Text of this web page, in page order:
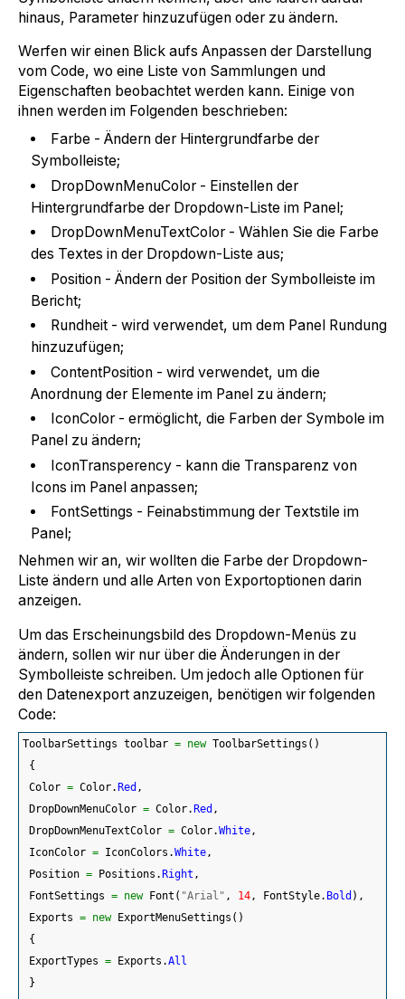
hinaus, Parameter hinzuzufügen oder zu ändern.
Werfen wir einen Blick aufs Anpassen der Darstellung
vom Code, wo eine Liste von Sammlungen und
Eigenschaften beobachtet werden kann. Einige von
ihnen werden im Folgenden beschrieben:
Farbe - Ändern der Hintergrundfarbe der
Symbolleiste;
DropDownMenuColor - Einstellen der
Hintergrundfarbe der Dropdown-Liste im Panel;
DropDownMenuTextColor - Wählen Sie die Farbe
des Textes in der Dropdown-Liste aus;
Position - Ändern der Position der Symbolleiste im
Bericht;
Rundheit - wird verwendet, um dem Panel Rundung
hinzuzufügen;
ContentPosition - wird verwendet, um die
Anordnung der Elemente im Panel zu ändern;
IconColor - ermöglicht, die Farben der Symbole im
Panel zu ändern;
IconTransperency - kann die Transparenz von
Icons im Panel anpassen;
FontSettings - Feinabstimmung der Textstile im
Panel;
Nehmen wir an, wir wollten die Farbe der Dropdown-
Liste ändern und alle Arten von Exportoptionen darin
anzeigen.
Um das Erscheinungsbild des Dropdown-Menüs zu
ändern, sollen wir nur über die Änderungen in der
Symbolleiste schreiben. Um jedoch alle Optionen für
den Datenexport anzuzeigen, benötigen wir folgenden
Code:
ToolbarSettings toolbar = new ToolbarSettings ( )
{
Color = Color. Red ,
DropDownMenuColor = Color. Red ,
DropDownMenuTextColor = Color.White,
IconColor = IconColors.White,
Position = Positions. Right ,
FontSettings = new Font ( "Arial" , 14, FontStyle. Bold ) ,
Exports = new ExportMenuSettings ( )
{
ExportTypes = Exports.All
}